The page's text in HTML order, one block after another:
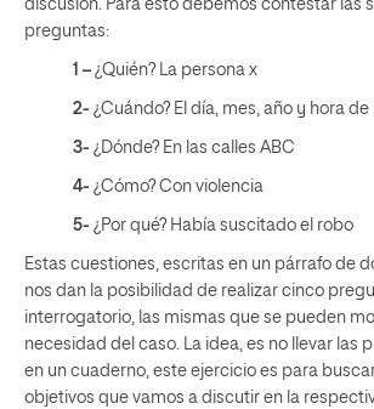
discusión. Para esto debemos contestar las
preguntas:
1 – ¿Quién? La persona x
2- ¿Cuándo? El día, mes, año y hora de
3- ¿Dónde? En las calles ABC
4- ¿Cómo? Con violencia
5- ¿Por qué? Había suscitado el robo
Estas cuestiones, escritas en un párrafo de
nos dan la posibilidad de realizar cinco
interrogatorio, las mismas que se pueden
necesidad del caso. La idea, es no llevar las
en un cuaderno, este ejercicio es para
objetivos que vamos a discutir en la